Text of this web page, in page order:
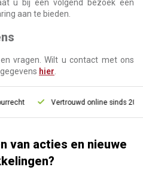
u bij een volgend bezoek een
aan te bieden.
vragen. Wilt u contact met ons
hier
Vertrouwd online sinds 2006
van acties en nieuwe